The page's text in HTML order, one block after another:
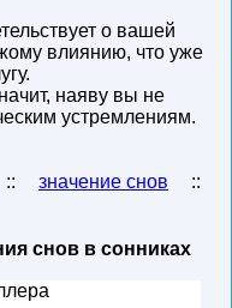
о вашей
влиянию, что уже
наяву вы не
устремлениям.
:: значение снов
::
снов в сонниках